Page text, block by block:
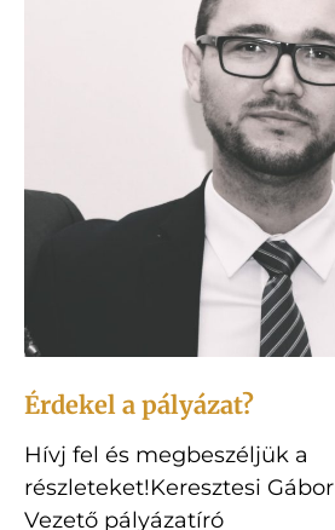
Érdekel a pályázat?
Hívj fel és megbeszéljük a
részleteket!Keresztesi Gábor
Vezető pályázatíró